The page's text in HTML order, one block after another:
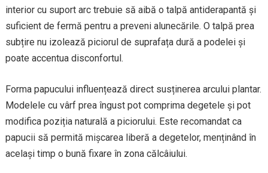
interior cu suport arc trebuie să aibă o talpă antiderapantă și
suficient de fermă pentru a preveni alunecările. O talpă prea
subțire nu izolează piciorul de suprafața dură a podelei și
poate accentua disconfortul.
Forma papucului influențează direct susținerea arcului plantar.
Modelele cu vârf prea îngust pot comprima degetele și pot
modifica poziția naturală a piciorului. Este recomandat ca
papucii să permită mișcarea liberă a degetelor, menținând în
același timp o bună fixare în zona călcâiului.